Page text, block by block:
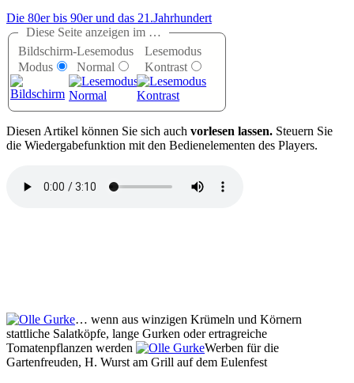
Die 80er bis 90er und das 21.Jahrhundert
Diese Seite anzeigen im …
Bildschirm-
Modus
Lesemodus
Normal
Lesemodus
Kontrast
Diesen Artikel können Sie sich auch vorlesen lassen. Steuern Sie
die Wiedergabefunktion mit den Bedienelementen des Players.
… wenn aus winzigen Krümeln und Körnern
stattliche Salatköpfe, lange Gurken oder ertragreiche
Tomatenpflanzen werden
Werben für die
Gartenfreuden, H. Wurst am Grill auf dem Eulenfest